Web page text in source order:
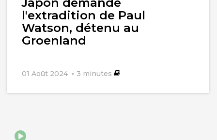
l'extradition de Paul
Watson, détenu au
Groenland
01 Août 2024 3 minutes